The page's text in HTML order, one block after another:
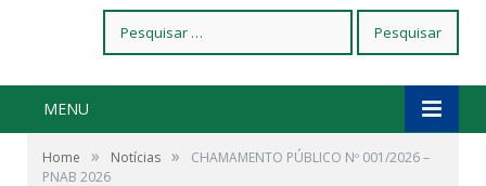
por:
MENU
Home » Notícias »
CHAMAMENTO PÚBLICO Nº 001/2026 –
PNAB 2026